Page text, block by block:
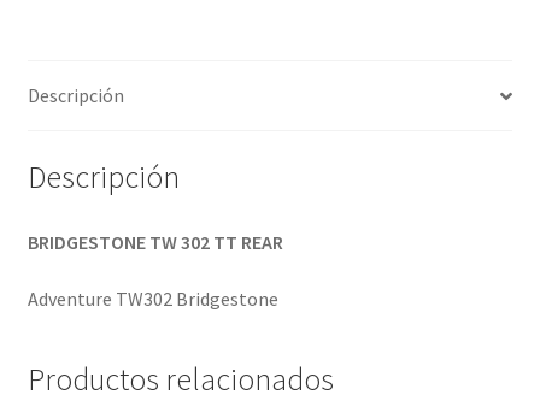
Descripción
Descripción
BRIDGESTONE TW 302 TT REAR
Adventure TW302 Bridgestone
Productos relacionados